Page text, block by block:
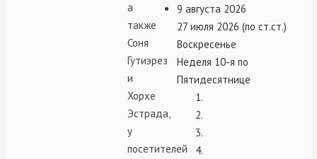
а
также
Соня
Гутиэрез
и
Хорхе
Эстрада,
у
посетителей
9 августа 2026
27 июля 2026 (по ст.ст.)
Воскресенье
Неделя 10-я по
Пятидесятнице